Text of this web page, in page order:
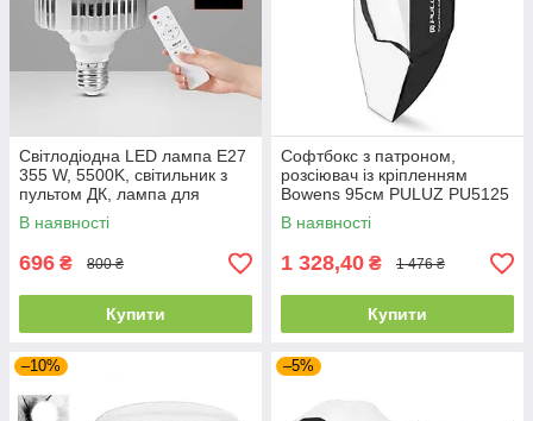
Світлодіодна LED лампа Е27
355 W, 5500K, світильник з
пультом ДК, лампа для
софтбоксу 3 кольори
В наявності
696 ₴ 800 ₴
Купити
Софтбокс з патроном,
розсіювач із кріпленням
Bowens 95см PULUZ PU5125
В наявності
1 328,40 ₴ 1 476 ₴
Купити
–10% –5%